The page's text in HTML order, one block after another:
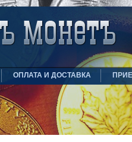
ОПЛАТА И ДОСТАВКА